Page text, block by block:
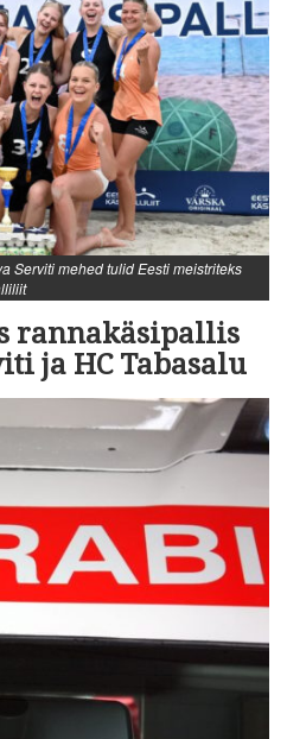
Serviti mehed tulid Eesti meistriteks
rannakäsipallis
ja HC Tabasalu